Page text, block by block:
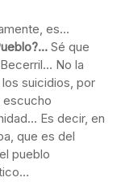
es…
Sé que
No la
suicidios, por
escucho
Es decir, en
que es del
pueblo